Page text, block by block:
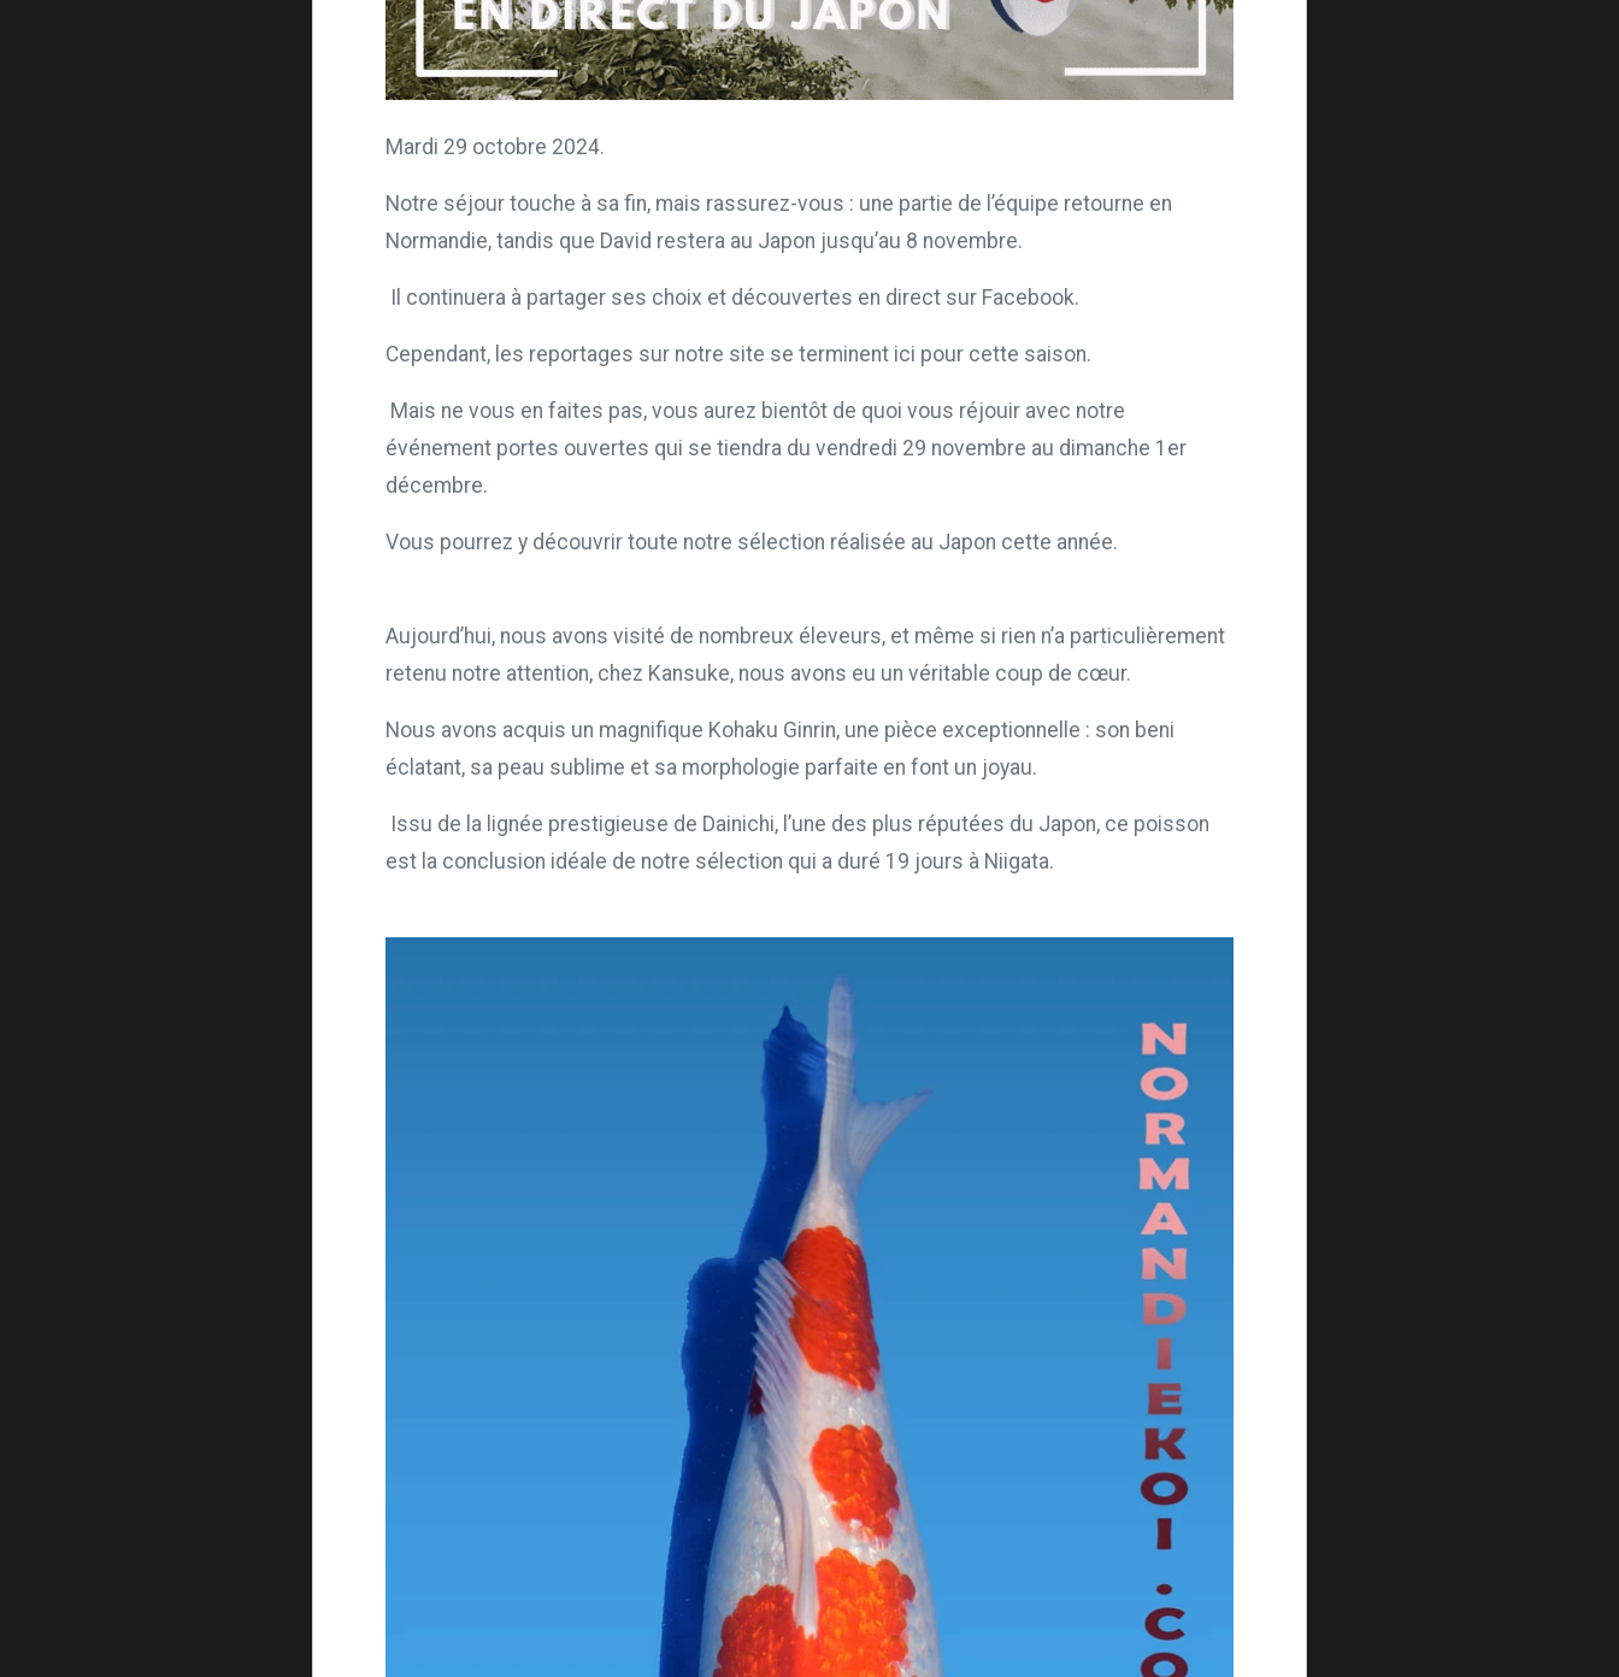
Mardi 29 octobre 2024.
Notre séjour touche à sa fin, mais rassurez-vous : une partie de l’équipe retourne en
Normandie, tandis que David restera au Japon jusqu’au 8 novembre.
Il continuera à partager ses choix et découvertes en direct sur Facebook.
Cependant, les reportages sur notre site se terminent ici pour cette saison.
Mais ne vous en faites pas, vous aurez bientôt de quoi vous réjouir avec notre
événement portes ouvertes qui se tiendra du vendredi 29 novembre au dimanche 1er
décembre.
Vous pourrez y découvrir toute notre sélection réalisée au Japon cette année.
Aujourd’hui, nous avons visité de nombreux éleveurs, et même si rien n’a particulièrement
retenu notre attention, chez Kansuke, nous avons eu un véritable coup de cœur.
Nous avons acquis un magnifique Kohaku Ginrin, une pièce exceptionnelle : son beni
éclatant, sa peau sublime et sa morphologie parfaite en font un joyau.
Issu de la lignée prestigieuse de Dainichi, l’une des plus réputées du Japon, ce poisson
est la conclusion idéale de notre sélection qui a duré 19 jours à Niigata.